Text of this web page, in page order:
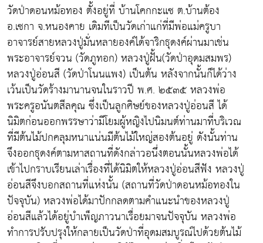
วัดป่าดอนหม้อทอง ตั้งอยู่ที่ บ้านโคกกะแซ ต.บ้านต้อง
อ.เซกา จ.หนองคาย เดิมทีเป็นวัดเก่าแก่ที่มีพ่อแม่ครูบา
อาจารย์สายหลวงปู่มั่นหลายองค์ได้จาริกธุดงค์ผ่านมาเช่น
พระอาจารย์จวน (วัดภูทอก) หลวงปู่ฝั้น(วัดป่าอุดมสมพร)
หลวงปู่อ่อนสี (วัดป่าโนนแพง) เป็นต้น หลังจากนั้นก็ได้ว่าง
เว้นเป็นวัดร้างมานานจนในราวปี พ.ศ. ๒๕๓๕ หลวงพ่อ
พระครูอนันตสีลคุณ ซึ่งเป็นลูกศิษย์ของหลวงปู่อ่อนสี ได้
นิมิตก่อนออกพรรษาว่ามีโยมผู้หญิงไปนิมนต์ท่านมาที่บริเวณ
ที่มีต้นไม้ปกคลุมหนาแน่นมีต้นไม้ใหญ่สองต้นอยู่ ดังนั้นท่าน
จึงออกธุดงค์ตามหาสถานที่ดังกล่าวอนึ่งตอนนั้นหลวงพ่อได้
เข้าไปกราบเรียนเล่าเรื่องที่ได้นิมิตให้หลวงปู่อ่อนสีฟัง หลวงปู่
อ่อนสีจึงบอกสถานที่แห่งนั้น (สถานที่วัดป่าดอนหม้อทองใน
ปัจจุบัน) หลวงพ่อได้มาปักกลดตามคำแนะนำของหลวงปู่
อ่อนสีแล้วได้อยู่บำเพ็ญภาวนาเรื่อยมาจนปัจจุบัน หลวงพ่อ
ทำการปรับปรุงให้กลายเป็นวัดป่าที่อุดมสมบูรณ์ไปด้วยต้นไม้